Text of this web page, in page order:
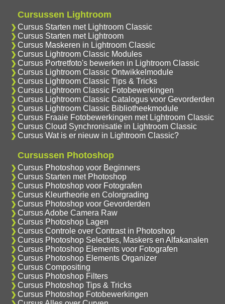
Cursussen Lightroom
Cursus Starten met Lightroom Classic
Cursus Starten met Lightroom
Cursus Maskeren in Lightroom Classic
Cursus Lightroom Classic Modules
Cursus Portretfoto's bewerken in Lightroom Classic
Cursus Lightroom Classic Ontwikkelmodule
Cursus Lightroom Classic Tips & Tricks
Cursus Lightroom Classic Fotobewerkingen
Cursus Lightroom Classic Catalogus voor Gevorderden
Cursus Lightroom Classic Bibliotheekmodule
Cursus Fraaie Fotobewerkingen met Lightroom Classic
Cursus Cloud Synchronisatie in Lightroom Classic
Cursus Wat is er nieuw in Lightroom Classic?
Cursussen Photoshop
Cursus Photoshop voor Beginners
Cursus Starten met Photoshop
Cursus Photoshop voor Fotografen
Cursus Kleurtheorie en Colorgrading
Cursus Photoshop voor Gevorderden
Cursus Adobe Camera Raw
Cursus Photoshop Lagen
Cursus Controle over Contrast in Photoshop
Cursus Photoshop Selecties, Maskers en Alfakanalen
Cursus Photoshop Elements voor Fotografen
Cursus Photoshop Elements Organizer
Cursus Compositing
Cursus Photoshop Filters
Cursus Photoshop Tips & Tricks
Cursus Photoshop Fotobewerkingen